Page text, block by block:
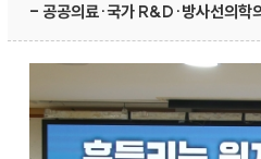
- 공공의료·국가 R&D·방사선의학